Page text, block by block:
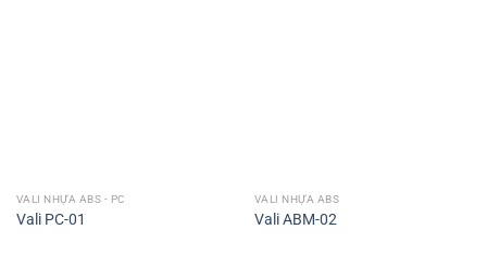
VALI NHỰA ABS - PC
Vali PC-01
VALI NHỰA ABS
Vali ABM-02